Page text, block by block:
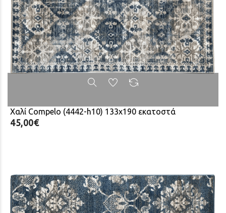
Χαλί Compelo (4442-h10) 133x190 εκατοστά
45,00€